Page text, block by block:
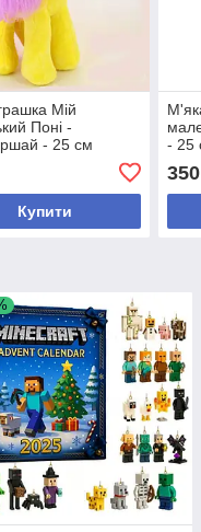
Мій
Поні -
- 25 см
Купити
- 25
350